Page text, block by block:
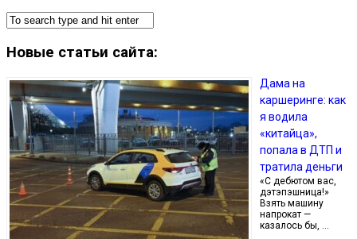
Новые статьи сайта:
Дама на
каршеринге: как
я водила
«китайца»,
попала в ДТП и
тратила деньги
«С дебютом вас,
дэтэпэшница!»
Взять машину
напрокат —
казалось бы, …